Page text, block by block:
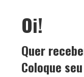
Oi!
Quer
Coloque